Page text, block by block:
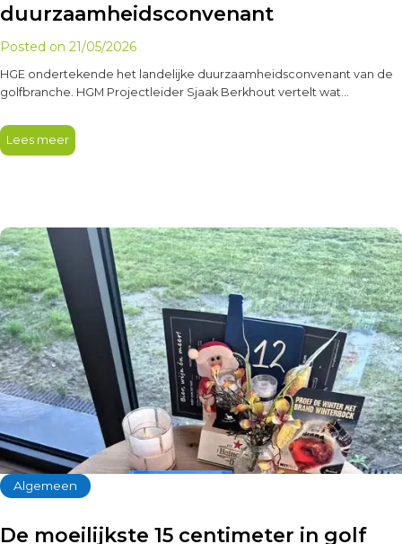
duurzaamheidsconvenant
Posted on 21/05/2026
HGE ondertekende het landelijke duurzaamheidsconvenant van de
golfbranche. HGM Projectleider Sjaak Berkhout vertelt wat
Lees meer
Algemeen
De moeilijkste 15 centimeter in golf